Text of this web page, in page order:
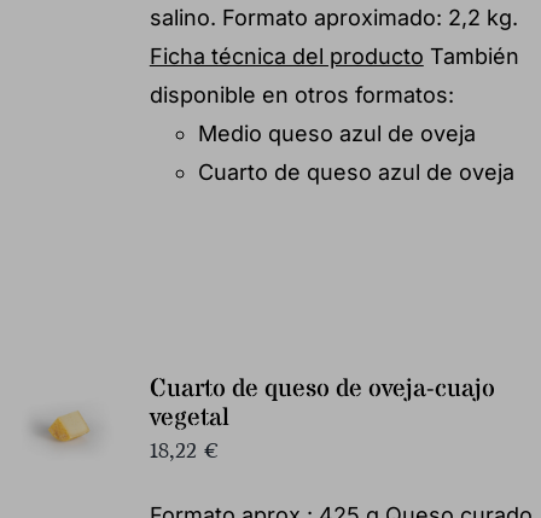
salino. Formato aproximado: 2,2 kg.
Ficha técnica del producto También
disponible en otros formatos:
Medio queso azul de oveja
Cuarto de queso azul de oveja
Cuarto de queso de oveja-cuajo
vegetal
18,22 €